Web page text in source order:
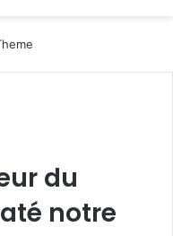
du
notre